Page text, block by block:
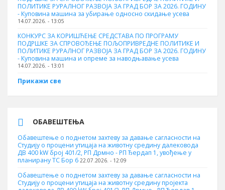
ПОЛИТИКЕ РУРАЛНОГ РАЗВОЈА ЗА ГРАД БОР ЗА 2026. ГОДИНУ
- Куповинa машина за убирање односно скидање усева
14.07.2026. - 13:05
КОНКУРС ЗА КОРИШЋЕЊЕ СРЕДСТАВА ПО ПРОГРАМУ
ПОДРШКЕ ЗА СПРОВОЂЕЊЕ ПОЉОПРИВРЕДНЕ ПОЛИТИКЕ И
ПОЛИТИКЕ РУРАЛНОГ РАЗВОЈА ЗА ГРАД БОР ЗА 2026. ГОДИНУ
- Куповина машина и опреме за наводњавање усева
14.07.2026. - 13:01
Прикажи све
ОБАВЕШТЕЊА
Обавештење о поднетом захтеву за давање сагласности на
Студију о процени утицаја на животну средину далековода
ДВ 400 kW број 401/2, РП Дрмно - РП Ђердап 1, увођење у
планирану ТС Бор 6 22.07.2026. - 12:09
Обавештење о поднетом захтеву за давање сагласности на
Студију о процени утицаја на животну средину пројекта